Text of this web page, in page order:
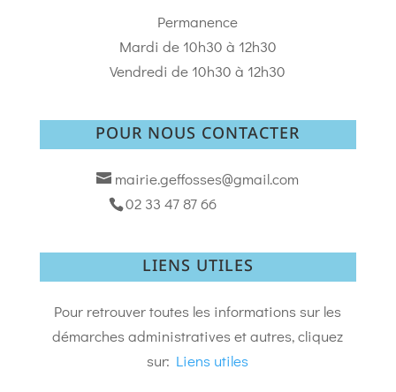
Permanence
Mardi de 10h30 à 12h30
Vendredi de 10h30 à 12h30
POUR NOUS CONTACTER
mairie.geffosses@gmail.com
02 33 47 87 66
LIENS UTILES
Pour retrouver toutes les informations sur les
démarches administratives et autres, cliquez
sur: Liens utiles